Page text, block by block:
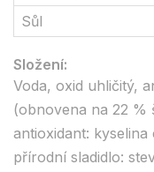
Sůl
Složení:
Voda, oxid uhličitý,
(obnovena na 22
antioxidant:
přírodní sladidlo: